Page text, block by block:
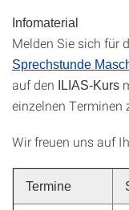
Infomaterial
Melden Sie sich für
Sprechstunde
auf den
ILIAS-Kurs
einzelnen Terminen
Wir freuen uns auf
Termine